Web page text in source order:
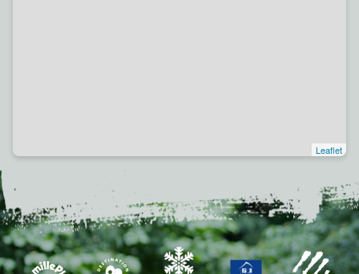
Leaflet